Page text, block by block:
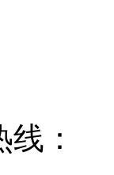
：